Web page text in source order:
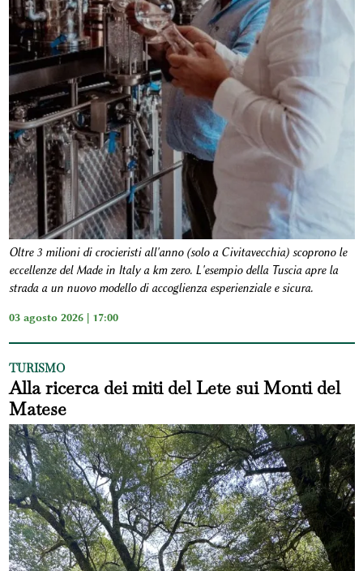
Oltre 3 milioni di crocieristi all'anno (solo a Civitavecchia) scoprono le
eccellenze del Made in Italy a km zero. L'esempio della Tuscia apre la
strada a un nuovo modello di accoglienza esperienziale e sicura.
03 agosto 2026 | 17:00
TURISMO
Alla ricerca dei miti del Lete sui Monti del
Matese